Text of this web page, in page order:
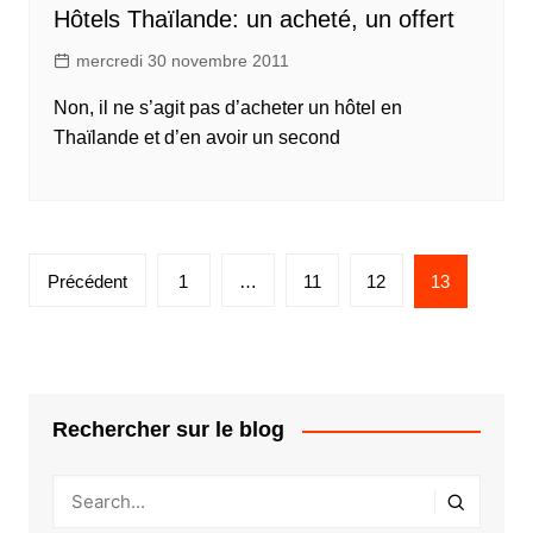
Hôtels Thaïlande: un acheté, un offert
mercredi 30 novembre 2011
Non, il ne s’agit pas d’acheter un hôtel en
Thaïlande et d’en avoir un second
Pagination
Précédent 1 … 11 12 13
Rechercher sur le blog